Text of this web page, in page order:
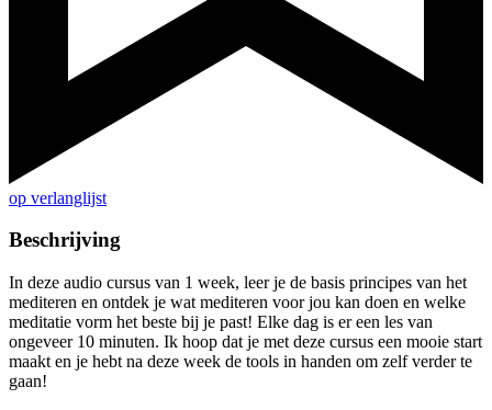
op verlanglijst
Beschrijving
In deze audio cursus van 1 week, leer je de basis principes van het
mediteren en ontdek je wat mediteren voor jou kan doen en welke
meditatie vorm het beste bij je past! Elke dag is er een les van
ongeveer 10 minuten. Ik hoop dat je met deze cursus een mooie start
maakt en je hebt na deze week de tools in handen om zelf verder te
gaan!